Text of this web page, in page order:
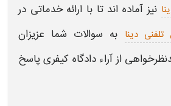
نیز آماده اند تا با ارائه خدماتی در
دینا به سوالات شما عزیزان
از آراء دادگاه کیفریپاسخ